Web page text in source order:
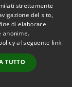
2026 • Comune di
• Powered by
•
Accesso
redazione
strettamente
del sito,
di elaborare
anonime.
al seguente link
TUTTO